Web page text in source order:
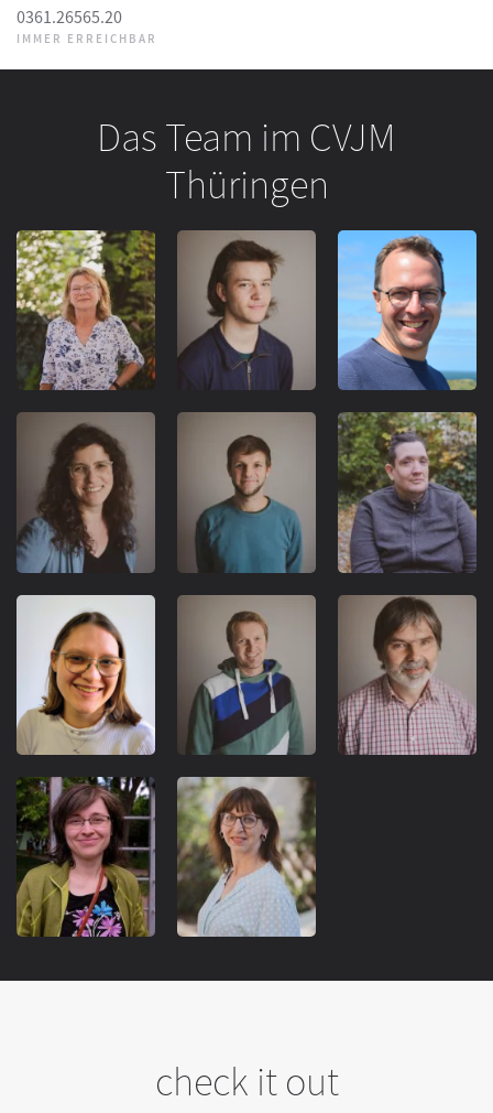
0361.26565.20
IMMER ERREICHBAR
Das Team im CVJM
Thüringen
REFERENT
check it out